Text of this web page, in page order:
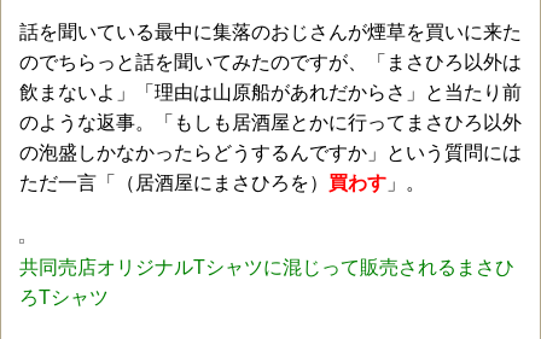
話を聞いている最中に集落のおじさんが煙草を買いに来た
のでちらっと話を聞いてみたのですが、「まさひろ以外は
飲まないよ」「理由は山原船があれだからさ」と当たり前
のような返事。「もしも居酒屋とかに行ってまさひろ以外
の泡盛しかなかったらどうするんですか」という質問には
ただ一言「（居酒屋にまさひろを） 買わす 」。
共同売店オリジナルTシャツに混じって販売されるまさひ
ろTシャツ